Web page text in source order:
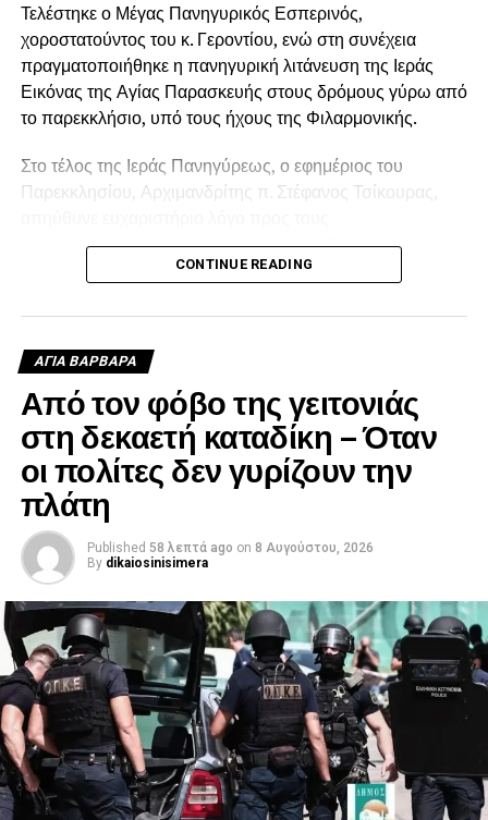
Τελέστηκε ο Μέγας Πανηγυρικός Εσπερινός,
χοροστατούντος του κ. Γεροντίου, ενώ στη συνέχεια
πραγματοποιήθηκε η πανηγυρική λιτάνευση της Ιεράς
Εικόνας της Αγίας Παρασκευής στους δρόμους γύρω από
το παρεκκλήσιο, υπό τους ήχους της Φιλαρμονικής.
Στο τέλος της Ιεράς Πανηγύρεως, ο εφημέριος του
Παρεκκλησίου, Αρχιμανδρίτης π. Στέφανος Τσίκουρας,
παρευρισκόμενους και όλους όσοι συνέβαλαν στην
πραγματοποίηση του εορτασμού.
Τον Δήμο Αγίας Βαρβάρας και τον Δήμαρχο Λάμπρο Μίχο
εκπροσώπησε ο Αντιδήμαρχος Σάββας Σαββίδης, ο
οποίος έδωσε το «παρών» στις λατρευτικές εκδηλώσεις
προς τιμήν της Αγίας Παρασκευής.
CONTINUE READING
ΑΓΙΑ ΒΑΡΒΑΡΑ
Από τον φόβο της γειτονιάς
στη δεκαετή καταδίκη – Όταν
οι πολίτες δεν γυρίζουν την
πλάτη
Published 58 λεπτά ago on 8 Αυγούστου, 2026
By dikaiosinisimera